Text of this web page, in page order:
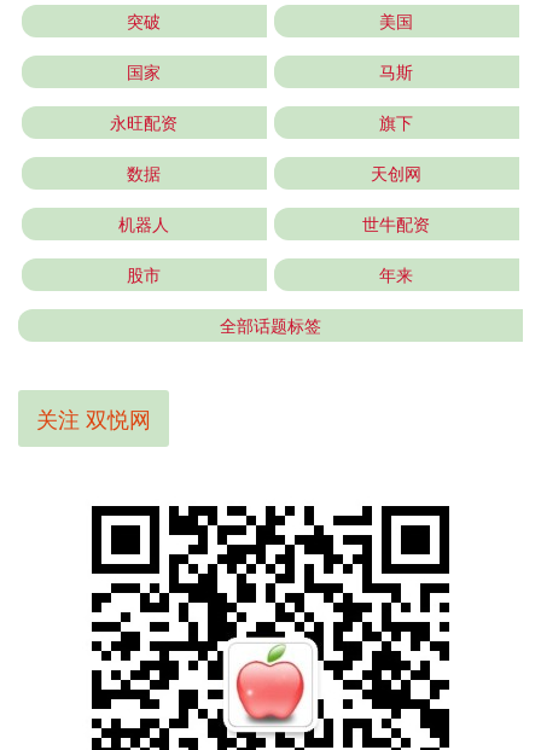
突破 美国
国家 马斯
永旺配资 旗下
数据 天创网
机器人 世牛配资
股市 年来
全部话题标签
关注 双悦网